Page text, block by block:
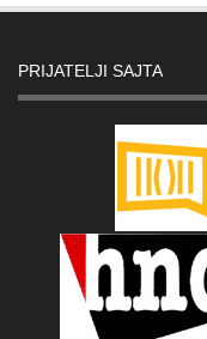
PRIJATELJI SAJTA